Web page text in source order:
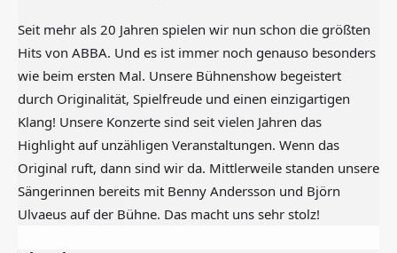
Seit mehr als 20 Jahren spielen wir nun schon die größten
Hits von ABBA. Und es ist immer noch genauso besonders
wie beim ersten Mal. Unsere Bühnenshow begeistert
durch Originalität, Spielfreude und einen einzigartigen
Klang! Unsere Konzerte sind seit vielen Jahren das
Highlight auf unzähligen Veranstaltungen. Wenn das
Original ruft, dann sind wir da. Mittlerweile standen unsere
Sängerinnen bereits mit Benny Andersson und Björn
Ulvaeus auf der Bühne. Das macht uns sehr stolz!